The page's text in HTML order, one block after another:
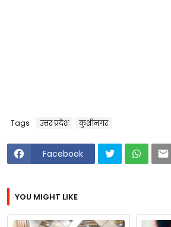
Tags उत्तर प्रदेश कुशीनगर
Facebook
YOU MIGHT LIKE